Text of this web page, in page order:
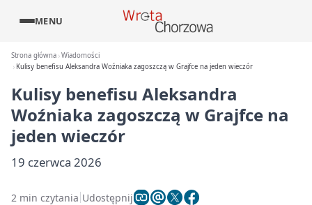
MENU
Strona główna Wiadomości
Kulisy benefisu Aleksandra Woźniaka zagoszczą w Grajfce na jeden wieczór
Kulisy benefisu Aleksandra
Woźniaka zagoszczą w Grajfce na
jeden wieczór
19 czerwca 2026
2 min czytania Udostępnij